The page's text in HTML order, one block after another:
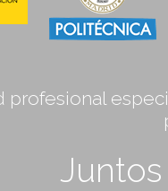
profesional